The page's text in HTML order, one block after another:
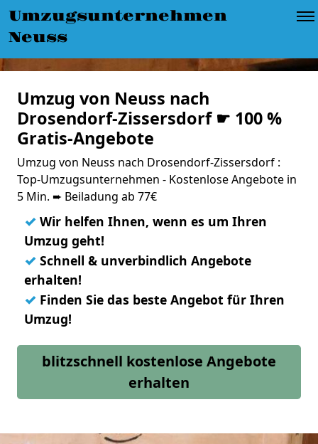
Umzugsunternehmen
Neuss
Umzug von Neuss nach
Drosendorf-Zissersdorf ☛ 100 %
Gratis-Angebote
Umzug von Neuss nach Drosendorf-Zissersdorf :
Top-Umzugsunternehmen - Kostenlose Angebote in
5 Min. ➨ Beiladung ab 77€
✓ Wir helfen Ihnen, wenn es um Ihren
Umzug geht!
✓ Schnell & unverbindlich Angebote
erhalten!
✓ Finden Sie das beste Angebot für Ihren
Umzug!
blitzschnell kostenlose Angebote
erhalten